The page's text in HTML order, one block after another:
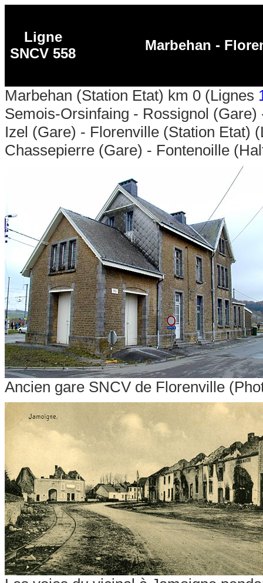
Ligne
SNCV 558
Marbehan -
Marbehan (Station Etat) km 0 (Lignes
Semois-Orsinfaing - Rossignol
Izel (Gare) - Florenville (Station Etat)
Chassepierre (Gare) - Fontenoille
Ancien gare SNCV de Florenville